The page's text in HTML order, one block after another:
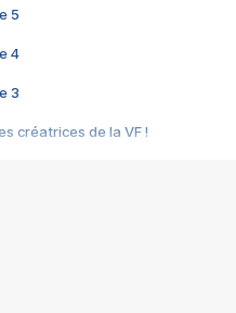
5
4
3
créatrices de la VF !